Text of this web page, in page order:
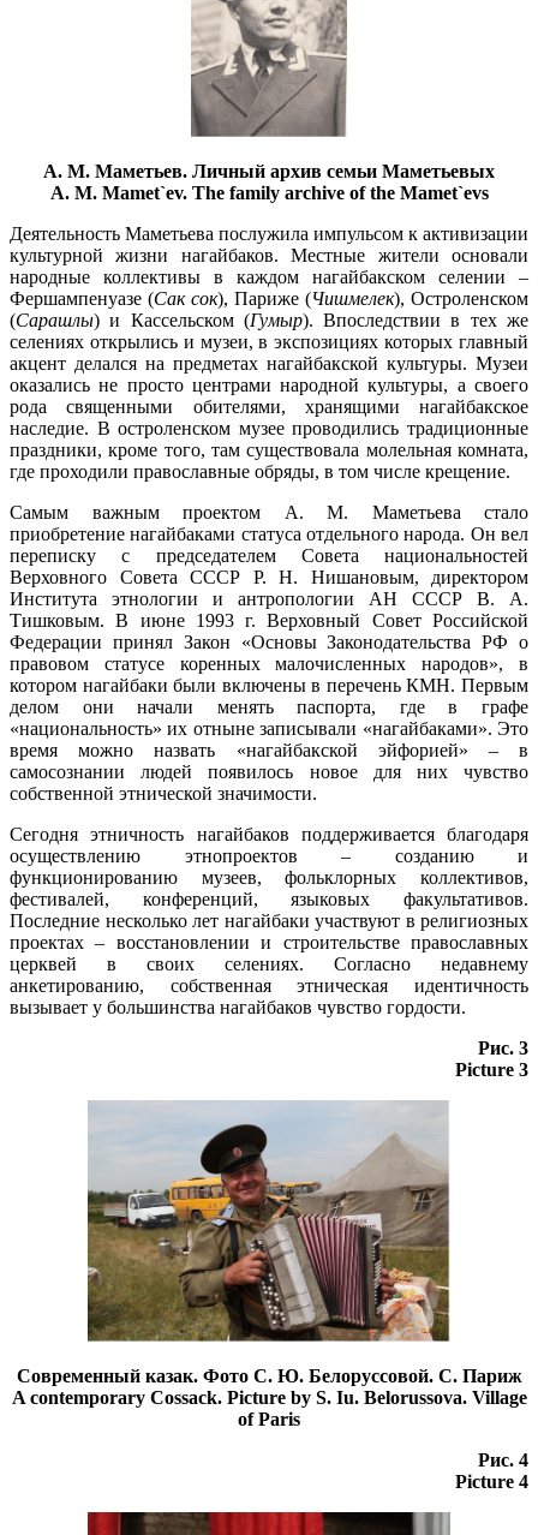
А. М. Маметьев. Личный архив семьи Маметьевых
A. M. Mamet`ev. The family archive of the Mamet`evs
Деятельность Маметьева послужила импульсом к активизации
культурной жизни нагайбаков. Местные жители основали
народные коллективы в каждом нагайбакском селении –
Фершампенуазе (Сак сок), Париже (Чишмелек), Остроленском
(Сарашлы) и Кассельском (Гумыр). Впоследствии в тех же
селениях открылись и музеи, в экспозициях которых главный
акцент делался на предметах нагайбакской культуры. Музеи
оказались не просто центрами народной культуры, а своего
рода священными обителями, хранящими нагайбакское
наследие. В остроленском музее проводились традиционные
праздники, кроме того, там существовала молельная комната,
где проходили православные обряды, в том числе крещение.
Самым важным проектом А. М. Маметьева стало
приобретение нагайбаками статуса отдельного народа. Он вел
переписку с председателем Совета национальностей
Верховного Совета СССР Р. Н. Нишановым, директором
Института этнологии и антропологии АН СССР В. А.
Тишковым. В июне 1993 г. Верховный Совет Российской
Федерации принял Закон «Основы Законодательства РФ о
правовом статусе коренных малочисленных народов», в
котором нагайбаки были включены в перечень КМН. Первым
делом они начали менять паспорта, где в графе
«национальность» их отныне записывали «нагайбаками». Это
время можно назвать «нагайбакской эйфорией» – в
самосознании людей появилось новое для них чувство
собственной этнической значимости.
Сегодня этничность нагайбаков поддерживается благодаря
осуществлению этнопроектов – созданию и
функционированию музеев, фольклорных коллективов,
фестивалей, конференций, языковых факультативов.
Последние несколько лет нагайбаки участвуют в религиозных
проектах – восстановлении и строительстве православных
церквей в своих селениях. Согласно недавнему
анкетированию, собственная этническая идентичность
вызывает у большинства нагайбаков чувство гордости.
Рис. 3
Picture 3
Современный казак. Фото С. Ю. Белоруссовой. C. Париж
A contemporary Cossack. Picture by S. Iu. Belorussova. Village
of Paris
Рис. 4
Picture 4